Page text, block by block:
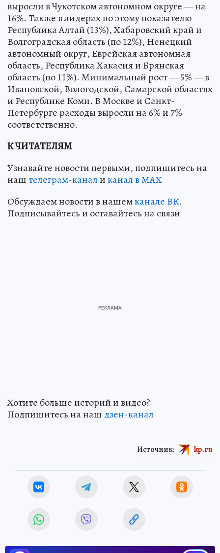
выросли в Чукотском автономном округе — на
16%. Также в лидерах по этому показателю —
Республика Алтай (13%), Хабаровский край и
Волгоградская область (по 12%), Ненецкий
автономный округ, Еврейская автономная
область, Республика Хакасия и Брянская
область (по 11%). Минимальный рост — 5% — в
Ивановской, Вологодской, Самарской областях
и Республике Коми. В Москве и Санкт-
Петербурге расходы выросли на 6% и 7%
соответственно.
К ЧИТАТЕЛЯМ
Узнавайте новости первыми, подпишитесь на
наштелеграм-каналиканал в МАХ
Обсуждаем новости в нашемканале ВК.
Подписывайтесь и оставайтесь на связи
Хотите больше историй и видео?
Подпишитесь на наш дзен-канал
Источник: kp.ru